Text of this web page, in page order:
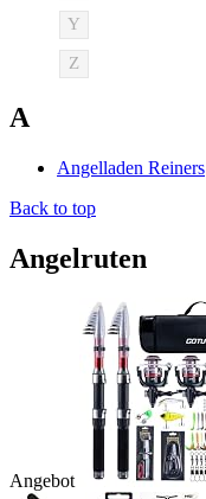
Y
Z
A
Angelladen Reiners
Back to top
Angelruten
Angebot